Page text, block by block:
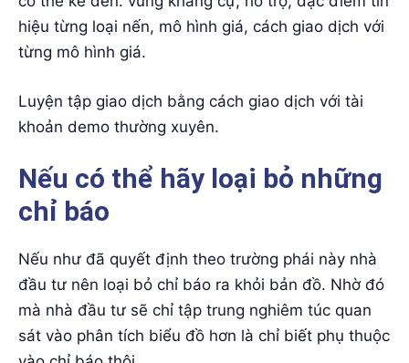
hiệu từng loại nến, mô hình giá, cách giao dịch với
từng mô hình giá.
Luyện tập giao dịch bằng cách giao dịch với tài
khoản demo thường xuyên.
Nếu có thể hãy loại bỏ những
chỉ báo
Nếu như đã quyết định theo trường phái này nhà
đầu tư nên loại bỏ chỉ báo ra khỏi bản đồ. Nhờ đó
mà nhà đầu tư sẽ chỉ tập trung nghiêm túc quan
sát vào phân tích biểu đồ hơn là chỉ biết phụ thuộc